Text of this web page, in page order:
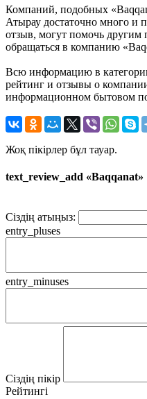
Компаний, подобных
Атырау достаточно много и
отзыв, могут помочь другим
обращаться в компанию
Всю информацию в
рейтинг и отзывы о
информационном бытовом
Жоқ пікірлер бұл тауар.
text_review_add «Baqqanat»
Сіздің атыңыз:
entry_pluses
entry_minuses
Сіздің пікір
Рейтингі